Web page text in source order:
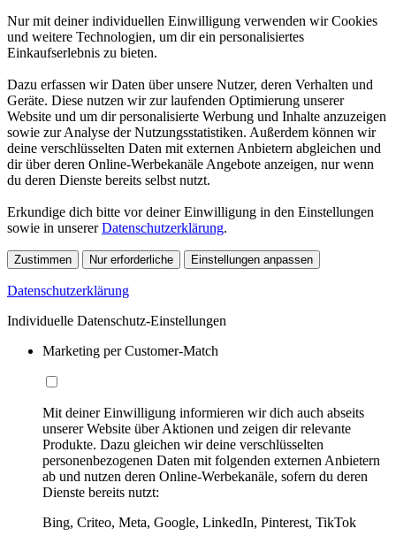
Nur mit deiner individuellen Einwilligung verwenden wir Cookies
und weitere Technologien, um dir ein personalisiertes
Einkaufserlebnis zu bieten.
Dazu erfassen wir Daten über unsere Nutzer, deren Verhalten und
Geräte. Diese nutzen wir zur laufenden Optimierung unserer
Website und um dir personalisierte Werbung und Inhalte anzuzeigen
sowie zur Analyse der Nutzungsstatistiken. Außerdem können wir
deine verschlüsselten Daten mit externen Anbietern abgleichen und
dir über deren Online-Werbekanäle Angebote anzeigen, nur wenn
du deren Dienste bereits selbst nutzt.
Erkundige dich bitte vor deiner Einwilligung in den Einstellungen
sowie in unsererDatenschutzerklärung.
Zustimmen Nur erforderliche Einstellungen anpassen
Datenschutzerklärung
Individuelle Datenschutz-Einstellungen
Marketing per Customer-Match
Mit deiner Einwilligung informieren wir dich auch abseits
unserer Website über Aktionen und zeigen dir relevante
Produkte. Dazu gleichen wir deine verschlüsselten
personenbezogenen Daten mit folgenden externen Anbietern
ab und nutzen deren Online-Werbekanäle, sofern du deren
Dienste bereits nutzt:
Bing, Criteo, Meta, Google, LinkedIn, Pinterest, TikTok